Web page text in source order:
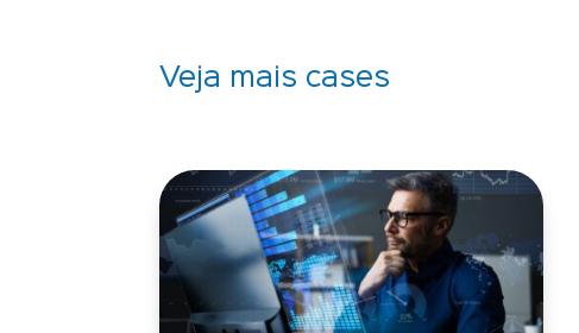
Veja mais cases